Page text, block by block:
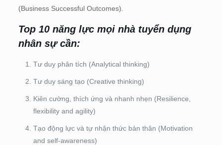
(Business Successful Outcomes).
Top 10 năng lực mọi nhà tuyển dụng
nhân sự cần:
Tư duy phân tích (Analytical thinking)
Tư duy sáng tạo (Creative thinking)
Kiên cường, thích ứng và nhanh nhẹn (Resilience,
flexibility and agility)
Tạo động lực và tự nhận thức bản thân (Motivation
and self-awareness)